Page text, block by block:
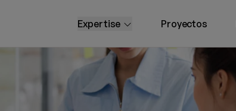
Expertise open submenu
Proyectos